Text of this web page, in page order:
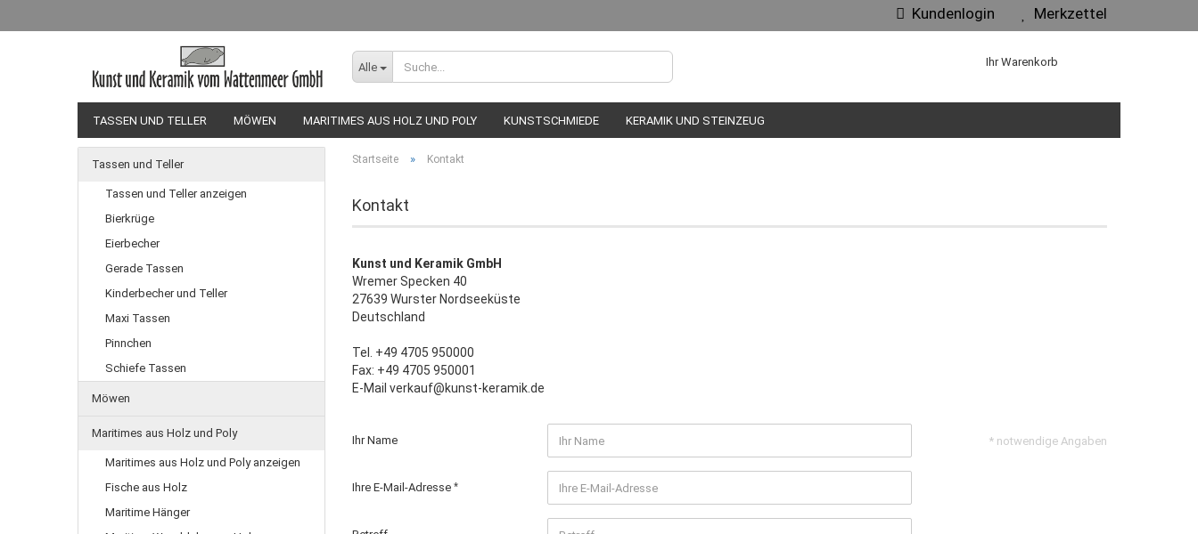
Kundenlogin Merkzettel
Alle Ihr Warenkorb
TASSEN UND TELLER MÖWEN MARITIMES AUS HOLZ UND POLY KUNSTSCHMIEDE KERAMIK UND STEINZEUG
Startseite » Kontakt
Kontakt
Kunst und Keramik GmbH
Wremer Specken 40
27639 Wurster Nordseeküste
Deutschland
Tel. +49 4705 950000
Fax: +49 4705 950001
E-Mail verkauf@kunst-keramik.de
Ihr Name
Ihre E-Mail-Adresse
* notwendige Angaben
Tassen und Teller
Tassen und Teller anzeigen
Bierkrüge
Eierbecher
Gerade Tassen
Kinderbecher und Teller
Maxi Tassen
Pinnchen
Schiefe Tassen
Möwen
Maritimes aus Holz und Poly
Maritimes aus Holz und Poly anzeigen
Fische aus Holz
Maritime Hänger